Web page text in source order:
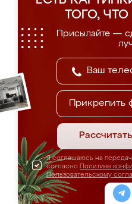
ТОГО,
Присылайте —
Прикрепить
Я соглашаюсь на
согласно Политике
Пользовательскому